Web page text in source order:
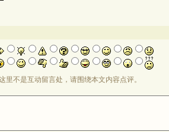
里不是互动留言处，请围绕本文内容点评。